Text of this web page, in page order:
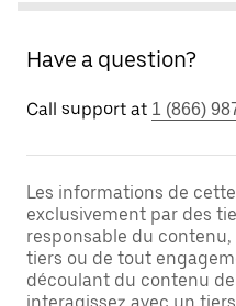
Have a question?
Call support at 1 (866)
Les informations de
exclusivement par des
responsable du
tiers ou de tout
découlant du contenu